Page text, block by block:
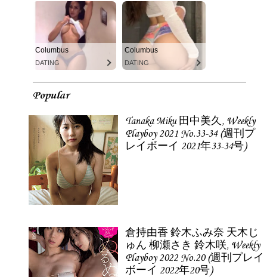
Columbus
DATING
Columbus
DATING
Popular
Tanaka Miku 田中美久, Weekly
Playboy 2021 No.33-34 (週刊プ
レイボーイ 2021年33-34号)
倉持由香 鈴木ふみ奈 天木じ
ゅん 柳瀬さき 鈴木咲, Weekly
Playboy 2022 No.20 (週刊プレイ
ボーイ 2022年20号)